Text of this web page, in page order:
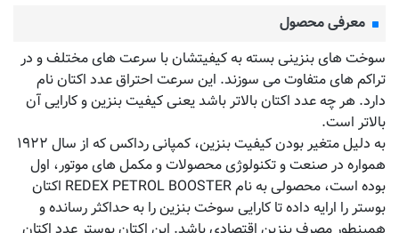
معرفی محصول
سوخت های بنزینی بسته به کیفیتشان با سرعت های مختلف و در
تراکم های متفاوت می سوزند. این سرعت احتراق عدد اکتان نام
دارد. هر چه عدد اکتان بالاتر باشد یعنی کیفیت بنزین و کارایی آن
بالاتر است.
به دلیل متغیر بودن کیفیت بنزین، کمپانی رداکس که از سال ۱۹۲۲
همواره در صنعت و تکنولوژی محصولات و مکمل های موتور، اول
بوده است، محصولی به نام REDEX PETROL BOOSTER اکتان
بوستر را ارایه داده تا کارایی سوخت بنزین را به حداکثر رسانده و